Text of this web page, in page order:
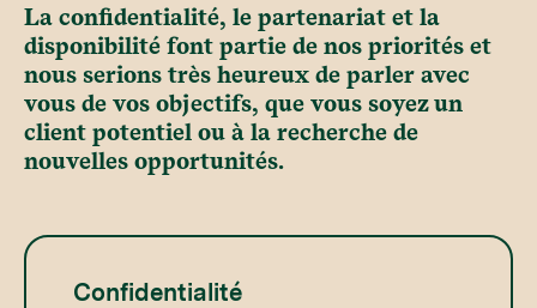
La confidentialité, le partenariat et la
disponibilité font partie de nos priorités et
nous serions très heureux de parler avec
vous de vos objectifs, que vous soyez un
client potentiel ou à la recherche de
nouvelles opportunités.
Confidentialité